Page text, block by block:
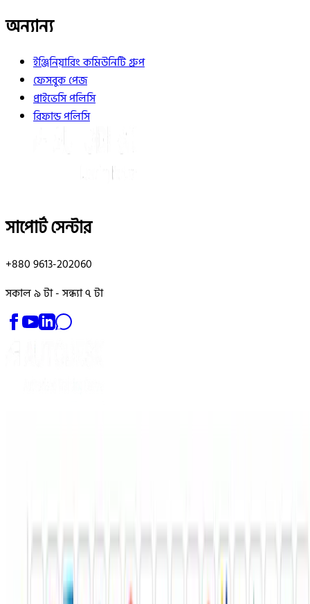
অন্যান্য
ইঞ্জিনিয়ারিং কমিউনিটি গ্রুপ
ফেসবুক পেজ
প্রাইভেসি পলিসি
রিফান্ড পলিসি
সাপোর্ট সেন্টার
+880 9613-202060
সকাল ৯ টা - সন্ধ্যা ৭ টা